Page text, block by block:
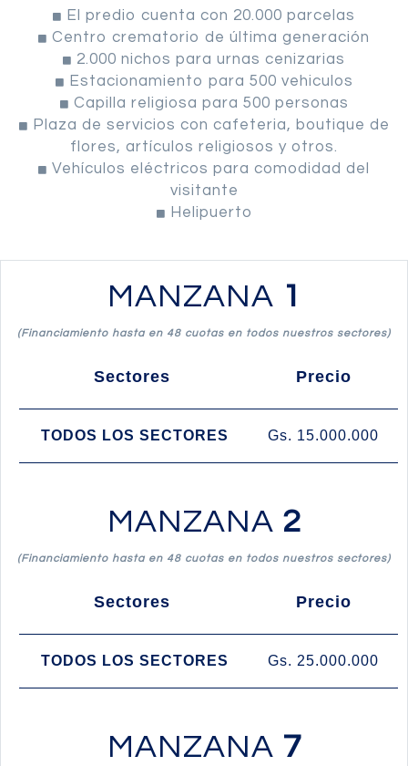
El predio cuenta con 20.000 parcelas
Centro crematorio de última generación
2.000 nichos para urnas cenizarias
Estacionamiento para 500 vehiculos
Capilla religiosa para 500 personas
Plaza de servicios con cafeteria, boutique de
flores, artículos religiosos y otros.
Vehículos eléctricos para comodidad del
visitante
Helipuerto
MANZANA 1
(Financiamiento hasta en 48 cuotas en todos nuestros sectores)
Sectores Precio
TODOS LOS SECTORES Gs. 15.000.000
MANZANA 2
(Financiamiento hasta en 48 cuotas en todos nuestros sectores)
Sectores Precio
TODOS LOS SECTORES Gs. 25.000.000
MANZANA 7